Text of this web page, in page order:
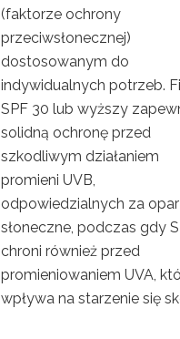
(faktorze ochrony
przeciwsłonecznej)
dostosowanym do
indywidualnych potrzeb.
SPF 30 lub wyższy
solidną ochronę przed
szkodliwym działaniem
promieni UVB,
odpowiedzialnych za
słoneczne, podczas gdy
chroni również przed
promieniowaniem UVA,
wpływa na starzenie się